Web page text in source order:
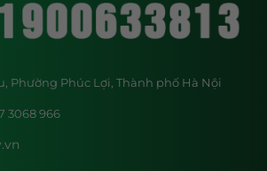
Phường Phúc Lợi, Thành phố Hà Nội
3068 966